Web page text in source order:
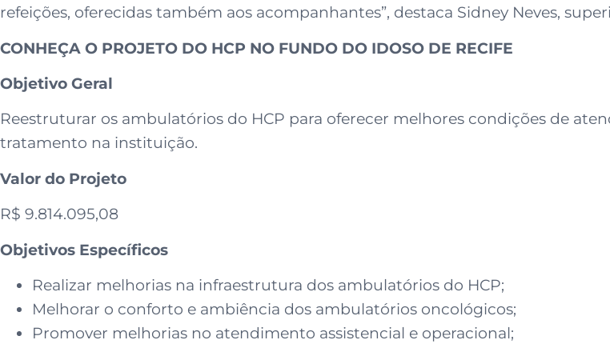
refeições, oferecidas também aos acompanhantes”, destaca Sidney Neves,
CONHEÇA O PROJETO DO HCP NO FUNDO DO IDOSO DE RECIFE
Objetivo Geral
Reestruturar os ambulatórios do HCP para oferecer melhores condições de
tratamento na instituição.
Valor do Projeto
R$ 9.814.095,08
Objetivos Específicos
Realizar melhorias na infraestrutura dos ambulatórios do HCP;
Melhorar o conforto e ambiência dos ambulatórios oncológicos;
Promover melhorias no atendimento assistencial e operacional;